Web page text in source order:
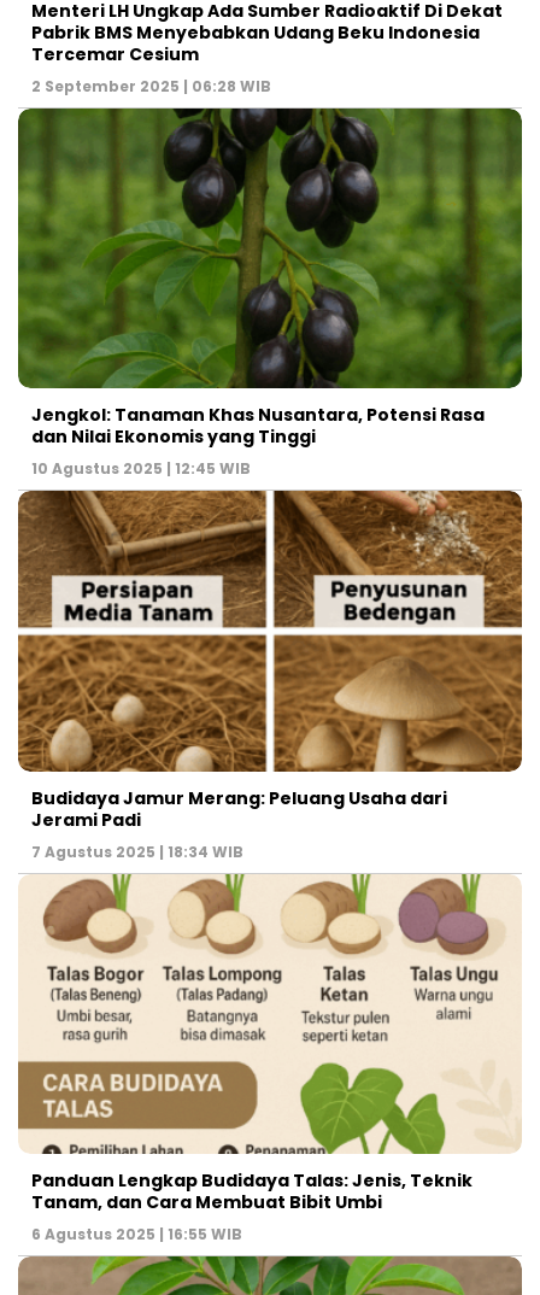
Menteri LH Ungkap Ada Sumber Radioaktif Di Dekat
Pabrik BMS Menyebabkan Udang Beku Indonesia
Tercemar Cesium
2 September 2025 | 06:28 WIB
Jengkol: Tanaman Khas Nusantara, Potensi Rasa
dan Nilai Ekonomis yang Tinggi
10 Agustus 2025 | 12:45 WIB
Budidaya Jamur Merang: Peluang Usaha dari
Jerami Padi
7 Agustus 2025 | 18:34 WIB
Panduan Lengkap Budidaya Talas: Jenis, Teknik
Tanam, dan Cara Membuat Bibit Umbi
6 Agustus 2025 | 16:55 WIB